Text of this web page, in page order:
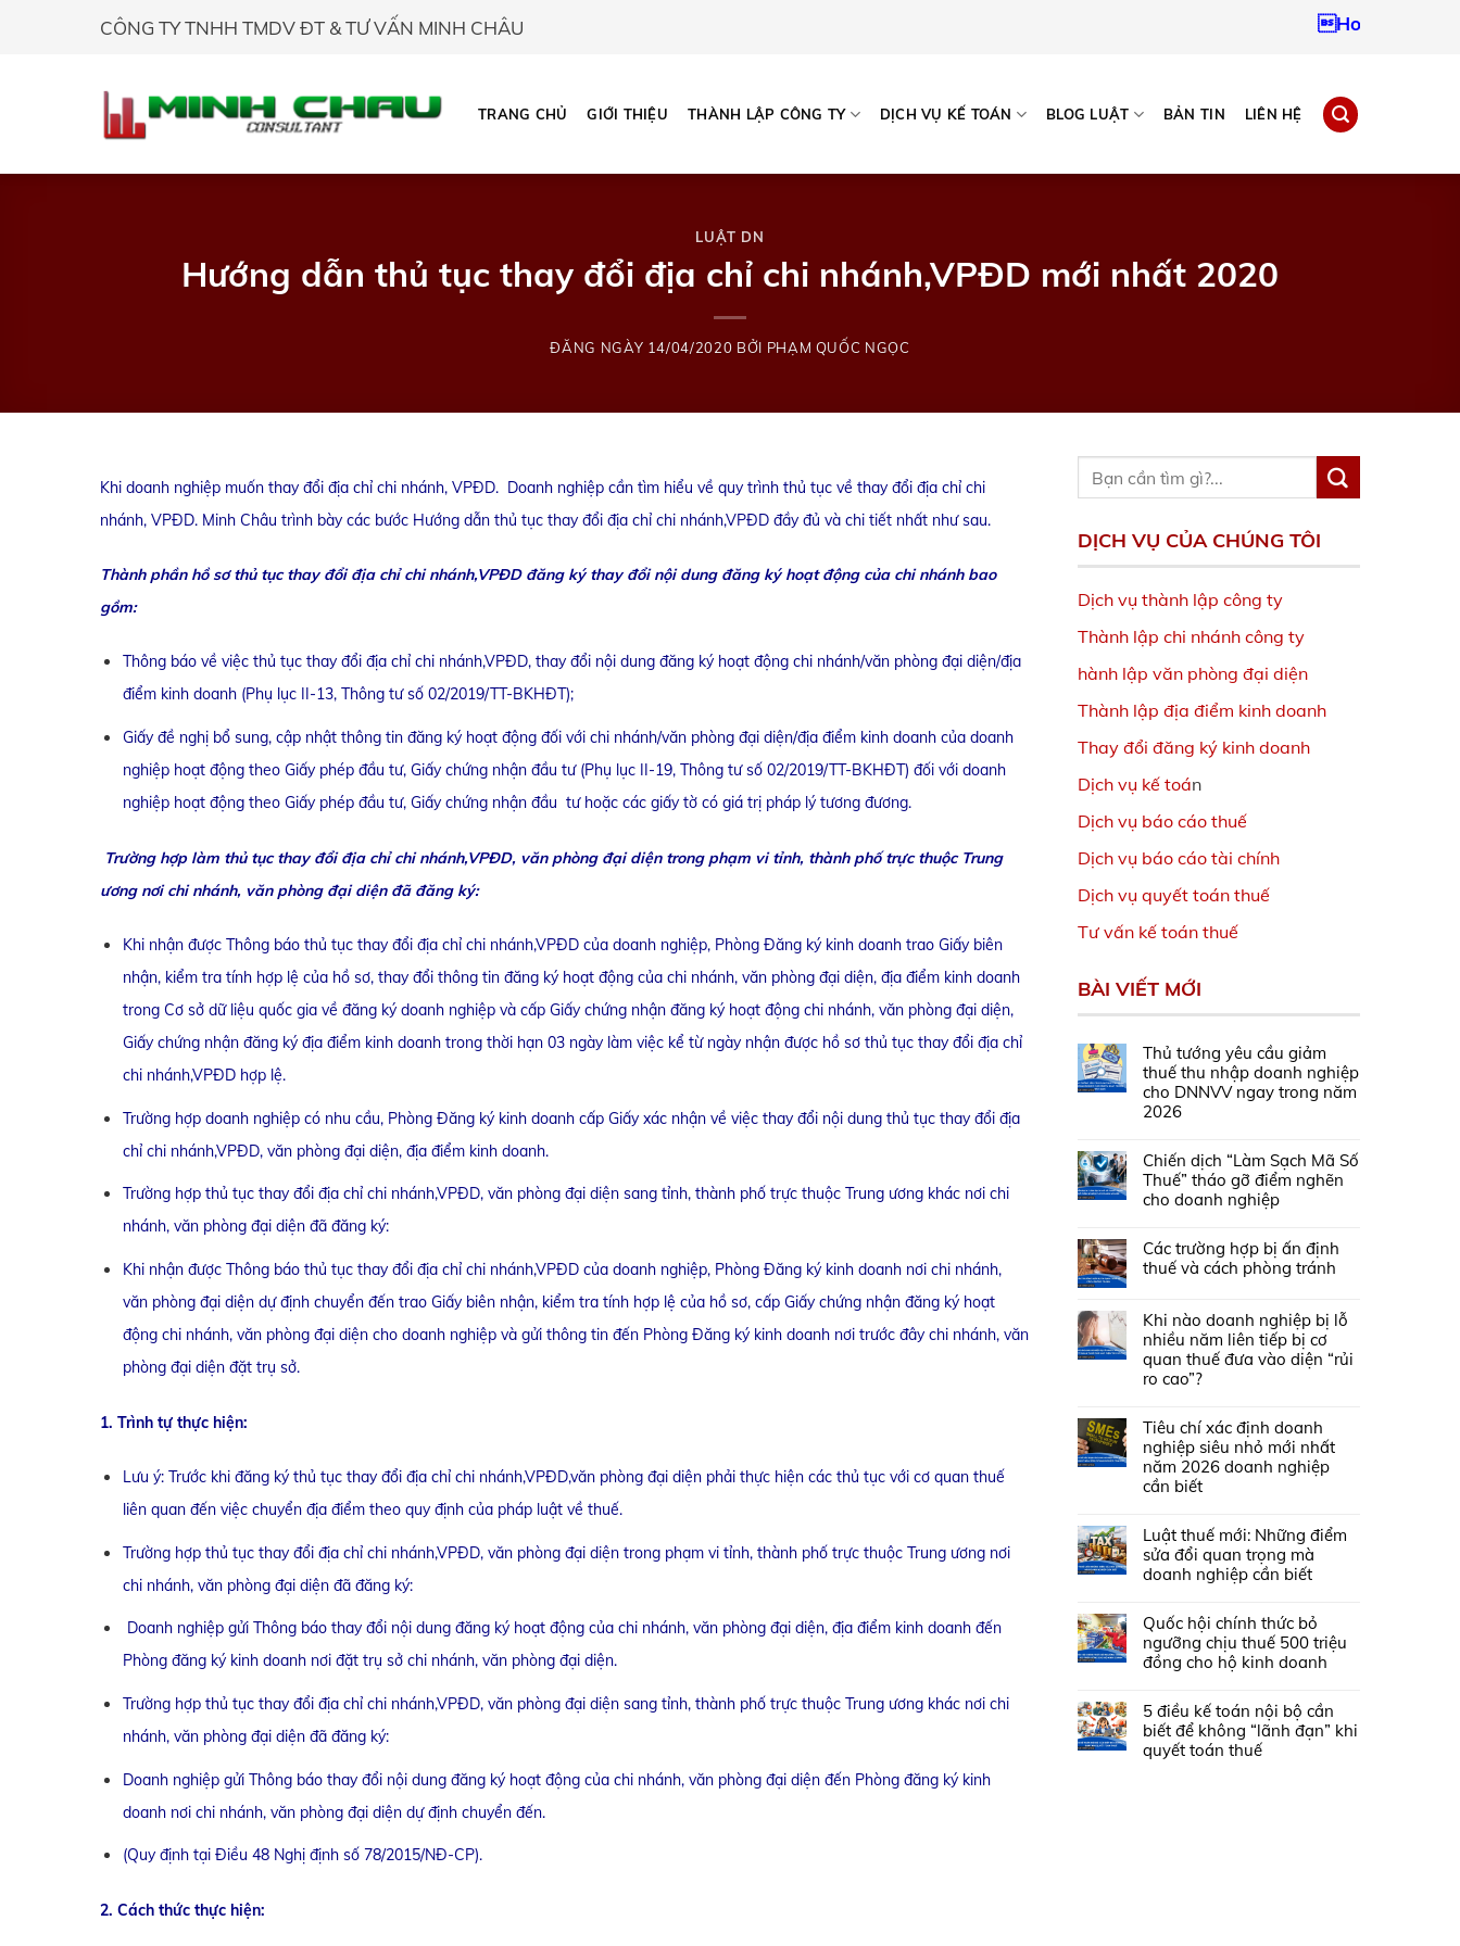
CÔNG TY TNHH TMDV ĐT & TƯ VẤN MINH CHÂU Hotline:
TRANG CHỦ GIỚI THIỆU THÀNH LẬP CÔNG TY DỊCH VỤ KẾ TOÁN BLOG LUẬT BẢN TIN LIÊN HỆ
LUẬT DN
Hướng dẫn thủ tục thay đổi địa chỉ chi nhánh,VPĐD mới nhất 2020
ĐĂNG NGÀY 14/04/2020 BỞI PHẠM QUỐC NGỌC
Khi doanh nghiệp muốn thay đổi địa chỉ chi nhánh, VPĐD. Doanh nghiệp cần tìm hiểu về quy trình thủ tục về thay đổi địa chỉ chi
nhánh, VPĐD. Minh Châu trình bày các bước Hướng dẫn thủ tục thay đổi địa chỉ chi nhánh,VPĐD đầy đủ và chi tiết nhất như sau.
Thành phần hồ sơ thủ tục thay đổi địa chỉ chi nhánh,VPĐD đăng ký thay đổi nội dung đăng ký hoạt động của chi nhánh bao
gồm:
Thông báo về việc thủ tục thay đổi địa chỉ chi nhánh,VPĐD, thay đổi nội dung đăng ký hoạt động chi nhánh/văn phòng đại diện/địa
điểm kinh doanh (Phụ lục II-13, Thông tư số 02/2019/TT-BKHĐT);
Giấy đề nghị bổ sung, cập nhật thông tin đăng ký hoạt động đối với chi nhánh/văn phòng đại diện/địa điểm kinh doanh của doanh
nghiệp hoạt động theo Giấy phép đầu tư, Giấy chứng nhận đầu tư (Phụ lục II-19, Thông tư số 02/2019/TT-BKHĐT) đối với doanh
nghiệp hoạt động theo Giấy phép đầu tư, Giấy chứng nhận đầu tư hoặc các giấy tờ có giá trị pháp lý tương đương.
Trường hợp làm thủ tục thay đổi địa chỉ chi nhánh,VPĐD, văn phòng đại diện trong phạm vi tỉnh, thành phố trực thuộc Trung
ương nơi chi nhánh, văn phòng đại diện đã đăng ký:
Khi nhận được Thông báo thủ tục thay đổi địa chỉ chi nhánh,VPĐD của doanh nghiệp, Phòng Đăng ký kinh doanh trao Giấy biên
nhận, kiểm tra tính hợp lệ của hồ sơ, thay đổi thông tin đăng ký hoạt động của chi nhánh, văn phòng đại diện, địa điểm kinh doanh
trong Cơ sở dữ liệu quốc gia về đăng ký doanh nghiệp và cấp Giấy chứng nhận đăng ký hoạt động chi nhánh, văn phòng đại diện,
Giấy chứng nhận đăng ký địa điểm kinh doanh trong thời hạn 03 ngày làm việc kể từ ngày nhận được hồ sơ thủ tục thay đổi địa chỉ
chi nhánh,VPĐD hợp lệ.
Trường hợp doanh nghiệp có nhu cầu, Phòng Đăng ký kinh doanh cấp Giấy xác nhận về việc thay đổi nội dung thủ tục thay đổi địa
chỉ chi nhánh,VPĐD, văn phòng đại diện, địa điểm kinh doanh.
Trường hợp thủ tục thay đổi địa chỉ chi nhánh,VPĐD, văn phòng đại diện sang tỉnh, thành phố trực thuộc Trung ương khác nơi chi
nhánh, văn phòng đại diện đã đăng ký:
Khi nhận được Thông báo thủ tục thay đổi địa chỉ chi nhánh,VPĐD của doanh nghiệp, Phòng Đăng ký kinh doanh nơi chi nhánh,
văn phòng đại diện dự định chuyển đến trao Giấy biên nhận, kiểm tra tính hợp lệ của hồ sơ, cấp Giấy chứng nhận đăng ký hoạt
động chi nhánh, văn phòng đại diện cho doanh nghiệp và gửi thông tin đến Phòng Đăng ký kinh doanh nơi trước đây chi nhánh, văn
phòng đại diện đặt trụ sở.
1. Trình tự thực hiện:
Lưu ý: Trước khi đăng ký thủ tục thay đổi địa chỉ chi nhánh,VPĐD,văn phòng đại diện phải thực hiện các thủ tục với cơ quan thuế
liên quan đến việc chuyển địa điểm theo quy định của pháp luật về thuế.
Trường hợp thủ tục thay đổi địa chỉ chi nhánh,VPĐD, văn phòng đại diện trong phạm vi tỉnh, thành phố trực thuộc Trung ương nơi
chi nhánh, văn phòng đại diện đã đăng ký:
Doanh nghiệp gửi Thông báo thay đổi nội dung đăng ký hoạt động của chi nhánh, văn phòng đại diện, địa điểm kinh doanh đến
Phòng đăng ký kinh doanh nơi đặt trụ sở chi nhánh, văn phòng đại diện.
Trường hợp thủ tục thay đổi địa chỉ chi nhánh,VPĐD, văn phòng đại diện sang tỉnh, thành phố trực thuộc Trung ương khác nơi chi
nhánh, văn phòng đại diện đã đăng ký:
Doanh nghiệp gửi Thông báo thay đổi nội dung đăng ký hoạt động của chi nhánh, văn phòng đại diện đến Phòng đăng ký kinh
doanh nơi chi nhánh, văn phòng đại diện dự định chuyển đến.
(Quy định tại Điều 48 Nghị định số 78/2015/NĐ-CP).
2. Cách thức thực hiện:
DỊCH VỤ CỦA CHÚNG TÔI
Dịch vụ thành lập công ty
Thành lập chi nhánh công ty
hành lập văn phòng đại diện
Thành lập địa điểm kinh doanh
Thay đổi đăng ký kinh doanh
Dịch vụ kế toán
Dịch vụ báo cáo thuế
Dịch vụ báo cáo tài chính
Dịch vụ quyết toán thuế
Tư vấn kế toán thuế
BÀI VIẾT MỚI
Thủ tướng yêu cầu giảm
thuế thu nhập doanh nghiệp
cho DNNVV ngay trong năm
2026
Chiến dịch “Làm Sạch Mã Số
Thuế” tháo gỡ điểm nghẽn
cho doanh nghiệp
Các trường hợp bị ấn định
thuế và cách phòng tránh
Khi nào doanh nghiệp bị lỗ
nhiều năm liên tiếp bị cơ
quan thuế đưa vào diện “rủi
ro cao”?
Tiêu chí xác định doanh
nghiệp siêu nhỏ mới nhất
năm 2026 doanh nghiệp
cần biết
Luật thuế mới: Những điểm
sửa đổi quan trọng mà
doanh nghiệp cần biết
Quốc hội chính thức bỏ
ngưỡng chịu thuế 500 triệu
đồng cho hộ kinh doanh
5 điều kế toán nội bộ cần
biết để không “lãnh đạn” khi
quyết toán thuế